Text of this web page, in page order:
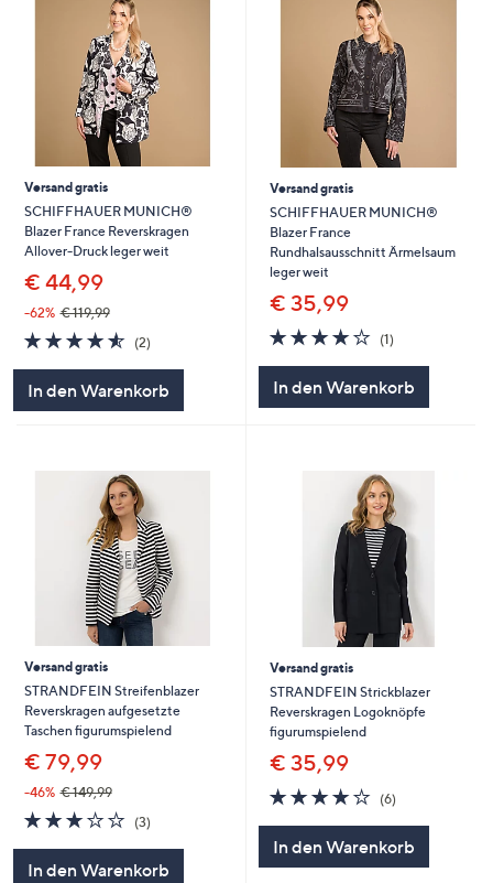
Versand gratis
SCHIFFHAUER MUNICH®
Blazer France Reverskragen
Allover-Druck leger weit
€ 44,99
-62% € 119,99
4.5
von
(2)2
In den Warenkorb
Versand gratis
SCHIFFHAUER MUNICH®
Blazer France
Rundhalsausschnitt Ärmelsaum
leger weit
€ 35,99
4.0
von
(1)1
In den Warenkorb
Versand gratis
STRANDFEIN Streifenblazer
Reverskragen aufgesetzte
Taschen figurumspielend
€ 79,99
-46% € 149,99
2.7
von
(3)3
In den Warenkorb
Versand gratis
STRANDFEIN Strickblazer
Reverskragen Logoknöpfe
figurumspielend
€ 35,99
4.0
von
(6)6
In den Warenkorb